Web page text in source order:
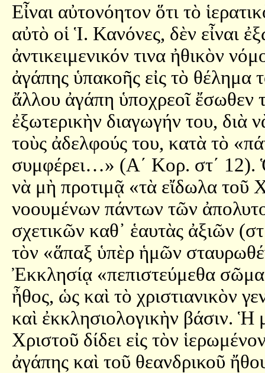
Εἶναι αὐτονόητον ὅτι τὸ
αὐτὸ οἱ Ἱ. Κανόνες, δὲν εἶναι
ἀντικειμενικόν τινα ἠθικὸν
ἀγάπης ὑπακοῆς εἰς τὸ
ἄλλου ἀγάπη ὑποχρεοῖ ἔσωθεν
ἐξωτερικὴν διαγωγήν του, διὰ
τοὺς ἀδελφούς του, κατὰ τὸ
συμφέρει…» (Α´ Κορ. στ´ 12).
νὰ μὴ προτιμᾷ «τὰ εἴδωλα τοῦ
νοουμένων πάντων τῶν
σχετικῶν καθ᾿ ἑαυτὰς ἀξιῶν
τὸν «ἅπαξ ὑπὲρ ἡμῶν
Ἐκκλησίᾳ «πεπιστεύμεθα
ἦθος, ὡς καὶ τὸ χριστιανικὸν
καὶ ἐκκλησιολογικὴν βάσιν. Ἡ
Χριστοῦ δίδει εἰς τὸν
ἀγάπης καὶ τοῦ θεανδρικοῦ